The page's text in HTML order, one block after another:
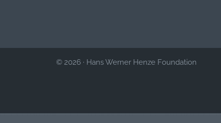
© 2026 · Hans Werner Henze Foundation